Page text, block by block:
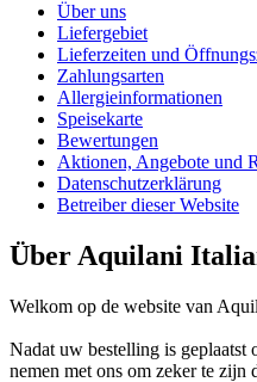
Über uns
Liefergebiet
Lieferzeiten und
Zahlungsarten
Allergieinformationen
Speisekarte
Bewertungen
Aktionen, Angebote und
Datenschutzerklärung
Betreiber dieser Website
Über Aquilani
Welkom op de website van
Nadat uw bestelling is
nemen met ons om zeker te zijn